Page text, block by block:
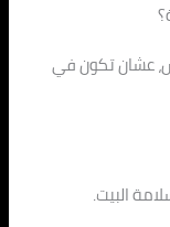
عشان تكون في